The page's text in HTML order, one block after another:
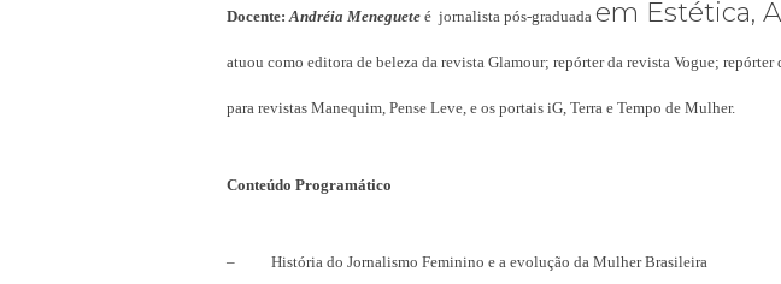
Docente: Andréia Meneguete é jornalista pós-graduada em Estética,
atuou como editora de beleza da revista Glamour; repórter da revista Vogue;
para revistas Manequim, Pense Leve, e os portais iG, Terra e Tempo de Mulher.
Conteúdo Programático
– História do Jornalismo Feminino e a evolução da Mulher Brasileira